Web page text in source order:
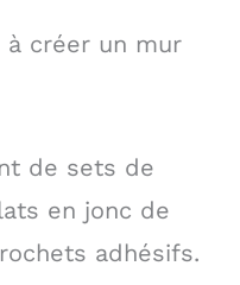
à créer un mur
de sets de
en jonc de
adhésifs.